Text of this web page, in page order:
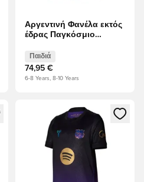
Αργεντινή Φανέλα εκτός
έδρας Παγκόσμιο
Παιδιά
74,95 €
6-8 Years, 8-10 Years
ή να εγγραφείτε ως
Ανοίγει ένα Modal για να